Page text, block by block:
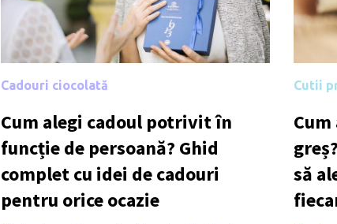
Cadouri ciocolată
Cum alegi cadoul potrivit în
funcție de persoană? Ghid
complet cu idei de cadouri
pentru orice ocazie
Cutii
să